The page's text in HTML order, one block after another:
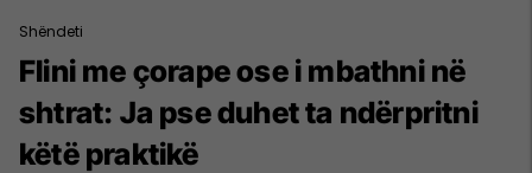
Shëndeti
Flini me çorape ose i mbathni në
shtrat: Ja pse duhet ta ndërpritni
këtë praktikë